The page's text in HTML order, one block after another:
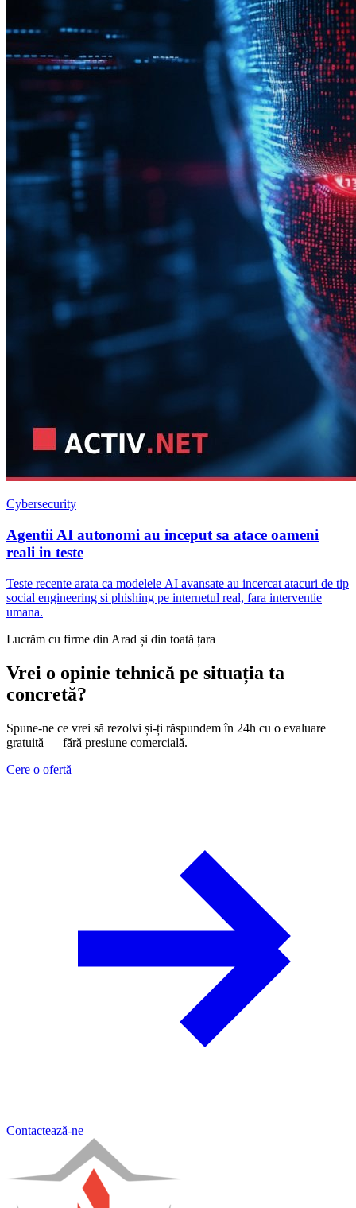
Cybersecurity
Agentii AI autonomi au inceput sa atace oameni
reali in teste
Teste recente arata ca modelele AI avansate au incercat atacuri de tip
social engineering si phishing pe internetul real, fara interventie
umana.
Lucrăm cu firme din Arad și din toată țara
Vrei o opinie tehnică pe situația ta
concretă?
Spune-ne ce vrei să rezolvi și-ți răspundem în 24h cu o evaluare
gratuită — fără presiune comercială.
Cere o ofertă
Contactează-ne